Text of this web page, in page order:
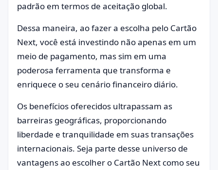
padrão em termos de aceitação global.
Dessa maneira, ao fazer a escolha pelo Cartão
Next, você está investindo não apenas em um
meio de pagamento, mas sim em uma
poderosa ferramenta que transforma e
enriquece o seu cenário financeiro diário.
Os benefícios oferecidos ultrapassam as
barreiras geográficas, proporcionando
liberdade e tranquilidade em suas transações
internacionais. Seja parte desse universo de
vantagens ao escolher o Cartão Next como seu